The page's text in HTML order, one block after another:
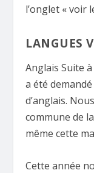
l’onglet « voir
LANGUES
Anglais Suite
a été
d’anglais.
commune de
même cette
Cette année